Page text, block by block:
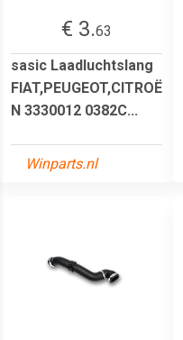
€ 3.63
sasic Laadluchtslang
FIAT,PEUGEOT,CITROË
N 3330012 0382C...
Winparts.nl